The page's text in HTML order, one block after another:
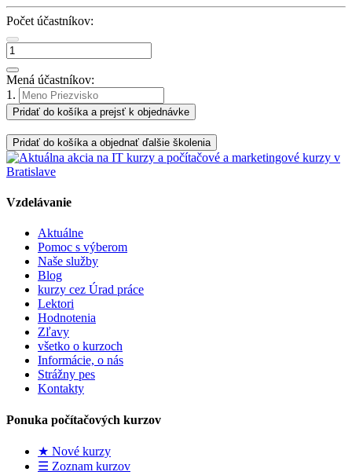
Počet účastníkov:
Mená účastníkov:
1.
Pridať do košíka a prejsť k objednávke
Pridať do košíka a objednať ďalšie školenia
Vzdelávanie
Aktuálne
Pomoc s výberom
Naše služby
Blog
kurzy cez Úrad práce
Lektori
Hodnotenia
Zľavy
všetko o kurzoch
Informácie, o nás
Strážny pes
Kontakty
Ponuka počítačových kurzov
★ Nové kurzy
☰ Zoznam kurzov